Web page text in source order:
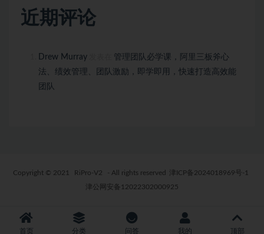
近期评论
Drew Murray
管理团队必学课，阿里三板斧心
法、绩效管理、团队激励，即学即用，快速打造高效能
团队
Copyright © 2021 RiPro-V2 - All rights reserved
津ICP备2024018969号-1
津公网安备12022302000925
首页 分类 问答 我的 顶部